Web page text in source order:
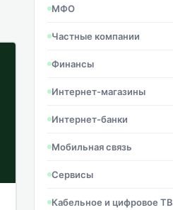
МФО
Частные компании
Финансы
Интернет-магазины
Интернет-банки
Мобильная связь
Сервисы
Кабельное и цифровое ТВ